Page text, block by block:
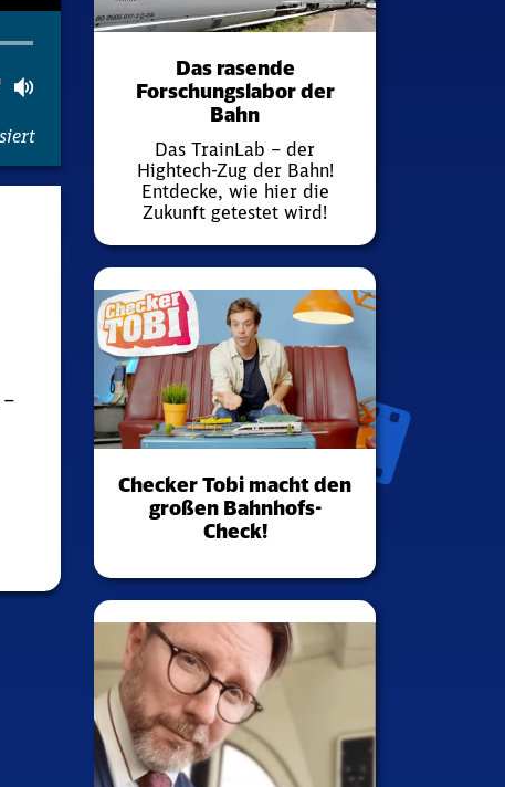
Lautstärke
Das rasende
Forschungslabor der
Bahn
Das TrainLab – der
Hightech-Zug der Bahn!
Entdecke, wie hier die
Zukunft getestet wird!
Checker Tobi macht den
großen Bahnhofs-
Check!